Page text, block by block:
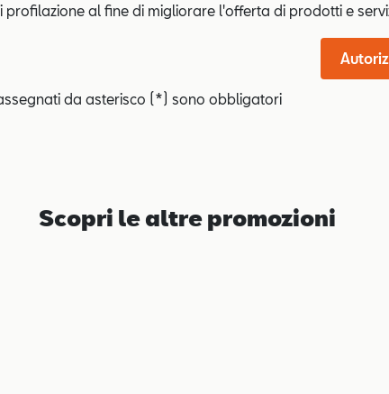
profilazione al fine di migliorare l'offerta di prodotti e
da asterisco (*) sono obbligatori
Scopri le altre promozioni